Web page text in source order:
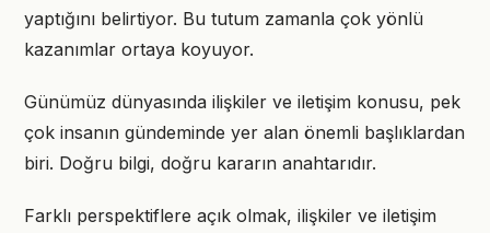
yaptığını belirtiyor. Bu tutum zamanla çok yönlü
kazanımlar ortaya koyuyor.
Günümüz dünyasında ilişkiler ve iletişim konusu, pek
çok insanın gündeminde yer alan önemli başlıklardan
biri. Doğru bilgi, doğru kararın anahtarıdır.
Farklı perspektiflere açık olmak, ilişkiler ve iletişim